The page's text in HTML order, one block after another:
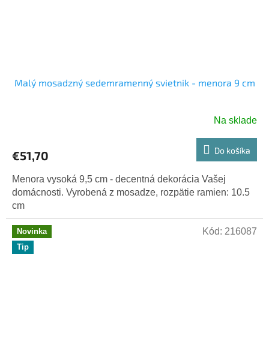
Malý mosadzný sedemramenný svietnik - menora 9 cm
Na sklade
€51,70 Do košíka
Menora vysoká 9,5 cm - decentná dekorácia Vašej
domácnosti. Vyrobená z mosadze, rozpätie ramien: 10.5
cm
Novinka
Tip
Kód: 216087